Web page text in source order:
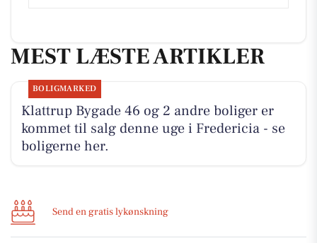
MEST LÆSTE ARTIKLER
BOLIGMARKED
Klattrup Bygade 46 og 2 andre boliger er
kommet til salg denne uge i Fredericia - se
boligerne her.
Send en gratis lykønskning